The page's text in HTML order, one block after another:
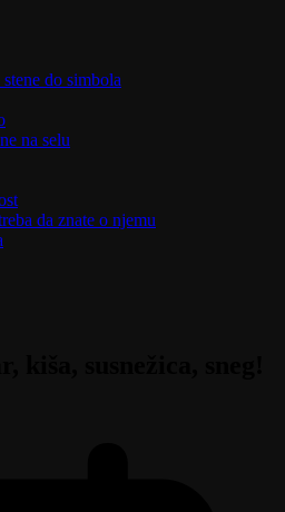
do simbola
na selu
da znate o njemu